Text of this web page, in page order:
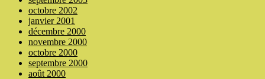
octobre 2002
janvier 2001
décembre 2000
novembre 2000
octobre 2000
septembre 2000
août 2000